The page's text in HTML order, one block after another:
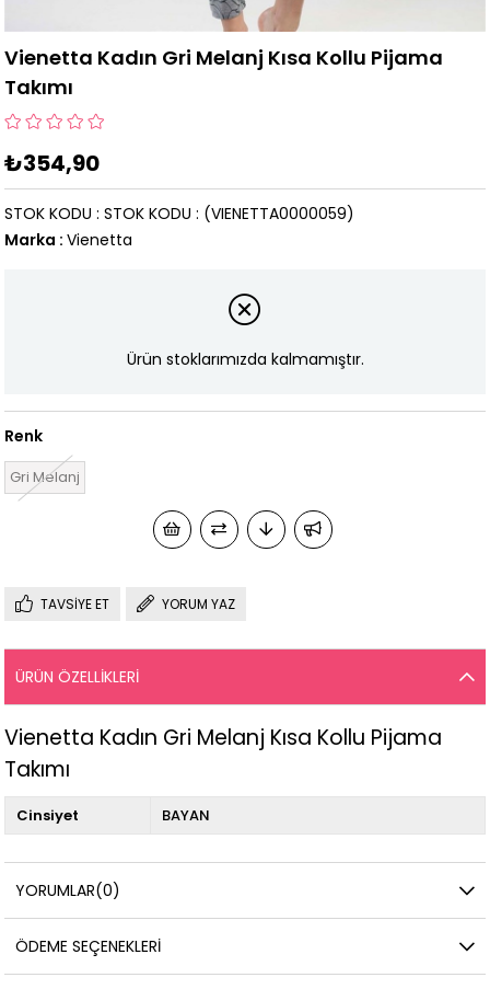
Vienetta Kadın Gri Melanj Kısa Kollu Pijama
Takımı
₺354,90
(VIENETTA0000059)
STOK KODU
STOK KODU
Marka : Vienetta
Ürün stoklarımızda kalmamıştır.
Renk
Gri Melanj
TAVSIYE ET YORUM YAZ
ÜRÜN ÖZELLIKLERI
Vienetta Kadın Gri Melanj Kısa Kollu Pijama
Takımı
Cinsiyet BAYAN
YORUMLAR(0)
ÖDEME SEÇENEKLERI